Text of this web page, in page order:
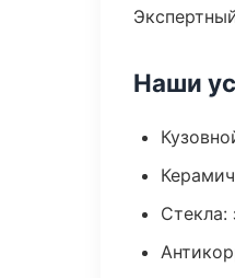
Наши
Стекла: